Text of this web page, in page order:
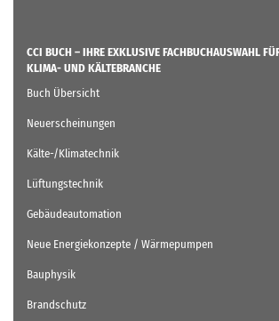
CCI BUCH – IHRE EXKLUSIVE FACHBUCHAUSWAHL
KLIMA- UND KÄLTEBRANCHE
Buch Übersicht
Neuerscheinungen
Kälte-/Klimatechnik
Lüftungstechnik
Gebäudeautomation
Neue Energiekonzepte / Wärmepumpen
Bauphysik
Brandschutz